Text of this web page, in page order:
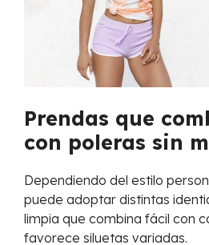
Prendas que
con poleras sin
Dependiendo del estilo
puede adoptar distintas
limpia que combina fácil con
favorece siluetas variadas.